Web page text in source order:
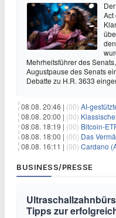
Act
Mehrheitsführer des
Augustpause des Senats
Debatte zu H.R. 3633
08.08. 20:46 | (00) AI-gestützte Bitcoin-
08.08. 20:00 | (00) Klassisches 60/
08.08. 18:19 | (00) Bitcoin-ETFs
08.08. 18:00 | (00) Das Vermächtnis
08.08. 16:11 | (00) Cardano (ADA)
BUSINESS/PRESSE
Tipps zur